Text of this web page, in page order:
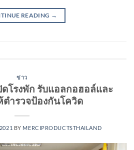
READING →
ข่าว
ดโรงพัก รับแอลกอฮอล์และ
ตำรวจป้องกันโควิด
BY MERCIPRODUCTSTHAILAND